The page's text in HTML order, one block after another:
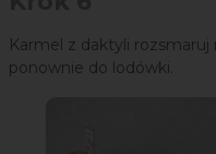
Karmel z daktyli
ponownie do lodówki.